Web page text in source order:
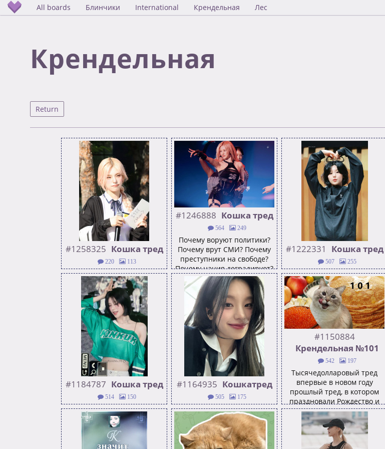
All boards Блинчики International Крендельная Лес
Крендельная
Return
#1258325 Кошка тред
220 113
*Люди бросают читать
книги когда начинают
читать Кошка тред* (с) Кот
Энгельбрехт Качать кисть
мы не бросим! >>1246888
#1246888 Кошка тред
564 249
Почему воруют политики?
Почему врут СМИ? Почему
преступники на свободе?
Почему нация деградирует?
Почему растет
безработица? Почему
пенсии маленькие? Почему
родители не заботятся о
детях? - Это всё виноват
Кошка тред и посты Саечки
:luda_angry: Сст
#1222331 Кошка тред
507 255
Заварила чай :yeonwoo_wut:
ставь лайк если снег заебал
:yeonwoo_angry: >>1206752
#1184787 Кошка тред
514 150
имени начала лета
>>1164935 пилотный выпуск
#1164935 Кошкатред
505 175
осторожно, содержание
треда ужаСает молчание
ягнят и девственников
>>1150884
#1150884
Крендельная №101
542 197
Тысячедолларовый тред
впервые в новом году
прошлый тред, в котором
праздновали Рождество и
наконец отобрали модерку у
самодурши >>1140297